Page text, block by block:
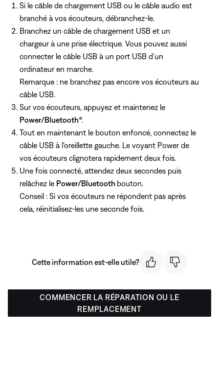
Si le câble de chargement USB ou le câble audio est
branché à vos écouteurs, débranchez-le.
Branchez un câble de chargement USB et un
chargeur à une prise électrique. Vous pouvez aussi
connecter le câble USB à un port USB d’un
ordinateur en marche.
Remarque : ne branchez pas encore vos écouteurs au
câble USB.
Sur vos écouteurs, appuyez et maintenez le
Power/Bluetooth®.
Tout en maintenant le bouton enfoncé, connectez le
câble USB à l'oreillette gauche. Le voyant Power de
vos écouteurs clignotera rapidement deux fois.
Une fois connecté, attendez deux secondes puis
relâchez le Power/Bluetooth bouton.
Conseil : Si vos écouteurs ne répondent pas après
cela, réinitialisez-les une seconde fois.
Cette information est-elle utile?
COMMENCER LA RÉPARATION OU LE
REMPLACEMENT